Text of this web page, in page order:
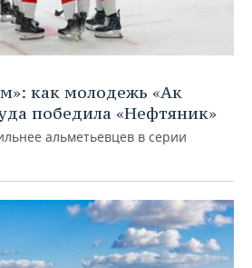
как молодежь «Ак
победила «Нефтяник»
альметьевцев в серии